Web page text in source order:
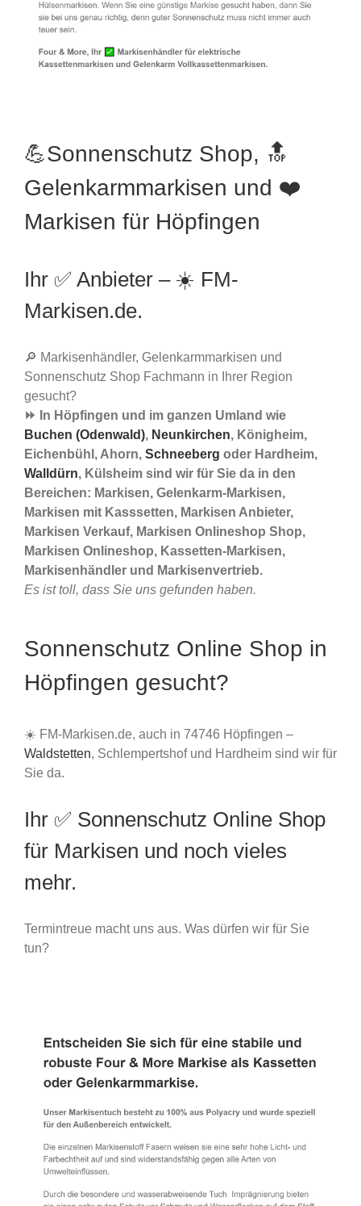
💪Sonnenschutz Shop, 🔝
Gelenkarmmarkisen und ❤️
Markisen für Höpfingen
Ihr ✅ Anbieter – ☀️ FM-
Markisen.de.
🔎 Markisenhändler, Gelenkarmmarkisen und
Sonnenschutz Shop Fachmann in Ihrer Region
gesucht?
⏩ In Höpfingen und im ganzen Umland wie
Buchen (Odenwald), Neunkirchen, Königheim,
Eichenbühl, Ahorn, Schneeberg oder Hardheim,
Walldürn, Külsheim sind wir für Sie da in den
Bereichen: Markisen, Gelenkarm-Markisen,
Markisen mit Kasssetten, Markisen Anbieter,
Markisen Verkauf, Markisen Onlineshop Shop,
Markisen Onlineshop, Kassetten-Markisen,
Markisenhändler und Markisenvertrieb.
Es ist toll, dass Sie uns gefunden haben.
Sonnenschutz Online Shop in
Höpfingen gesucht?
☀️ FM-Markisen.de, auch in 74746 Höpfingen –
Waldstetten, Schlempertshof und Hardheim sind wir für
Sie da.
Ihr ✅ Sonnenschutz Online Shop
für Markisen und noch vieles
mehr.
Termintreue macht uns aus. Was dürfen wir für Sie
tun?